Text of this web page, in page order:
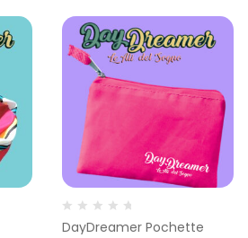
DayDreamer Pochette